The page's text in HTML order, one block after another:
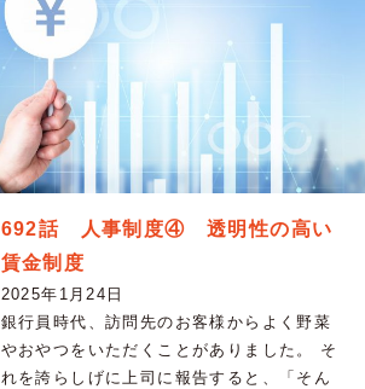
692話 人事制度④ 透明性の高い
賃金制度
2025年1月24日
銀行員時代、訪問先のお客様からよく野菜
やおやつをいただくことがありました。 そ
れを誇らしげに上司に報告すると、「そん